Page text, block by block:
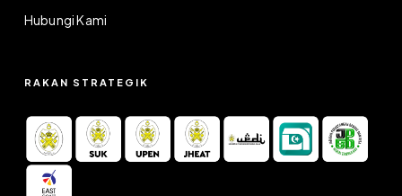
Hubungi Kami
RAKAN STRATEGIK